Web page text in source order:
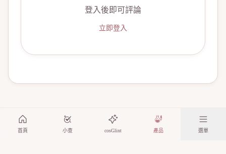
登入後即可評論
立即登入
首頁 小查 cosGlint 產品 選單